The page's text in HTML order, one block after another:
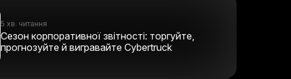
5 хв. читання
Сезон корпоративної звітності: торгуйте,
прогнозуйте й вигравайте Cybertruck